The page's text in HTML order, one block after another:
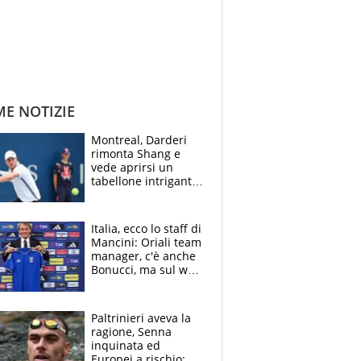
NOTIZIE
Montreal, Darderi
rimonta Shang e
vede aprirsi un
tabellone intrigante:
felice del mio livello"
Italia, ecco lo staff di
Mancini: Oriali team
manager, c'è anche
Bonucci, ma sul web
Paltrinieri aveva la
ragione, Senna
inquinata ed